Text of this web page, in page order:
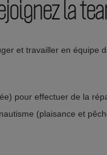
la
et travailler en
pour effectuer de la
(plaisance et